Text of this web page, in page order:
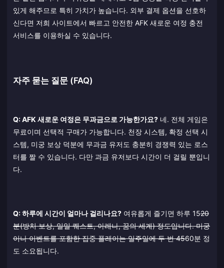
있게 해주므로 특히 가치가 높습니다. 외부 결제 옵션을 선호하
신다면 저희 사이트에서 빠르고 안전한 AFK 새로운 여정 충전
서비스를 이용하실 수 있습니다.
자주 묻는 질문 (FAQ)
Q: AFK 새로운 여정은 무과금으로 가능한가요? 네. 전체 게임은
무료이며 선택적 구매가 가능합니다. 천장 시스템, 확정 선택 시
스템, 미궁 보상 덕분에 무과금 유저도 충분히 경쟁력 있는 로스
터를 짤 수 있습니다. 다만 과금 유저보다 시간이 더 걸릴 뿐입니
다.
Q: 하루에 시간이 얼마나 걸리나요? 여유롭게 즐기면 하루 1520
분(방치 보상, 일일 퀘스트, 아레나, 꿈의 세계) 정도입니다. 미궁
이나 이벤트를 포함한 집중 플레이는 일주일에 두 번 4560분 정
도 소요됩니다.